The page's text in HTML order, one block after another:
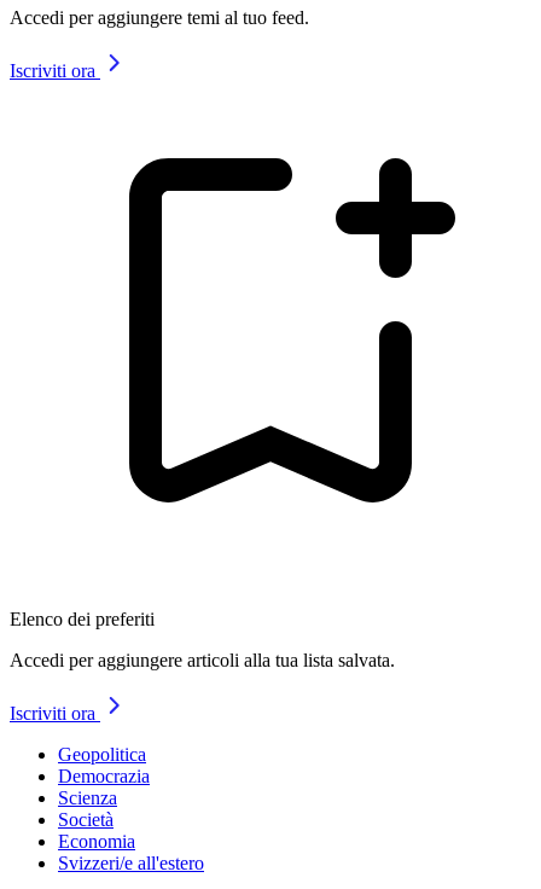
Accedi per aggiungere temi al tuo feed.
Iscriviti ora
Elenco dei preferiti
Accedi per aggiungere articoli alla tua lista salvata.
Iscriviti ora
Geopolitica
Democrazia
Scienza
Società
Economia
Svizzeri/e all'estero